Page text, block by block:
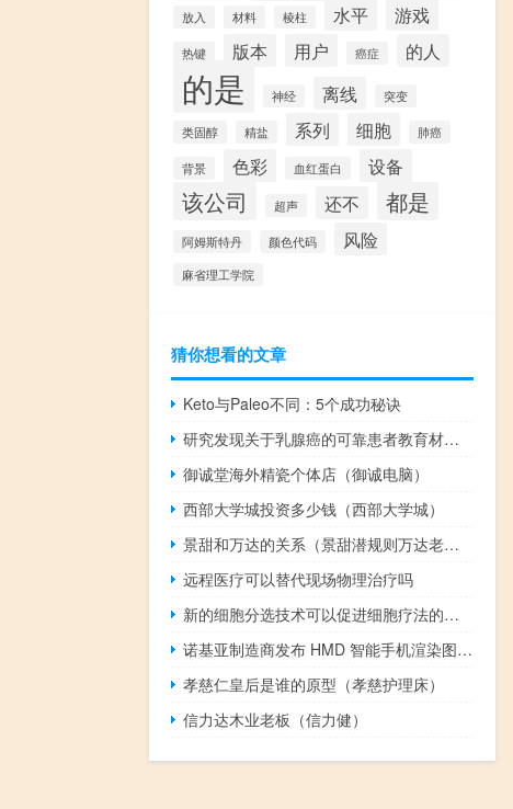
放入 材料 棱柱 水平 游戏
热键 版本 用户 癌症 的人
的是 神经 离线 突变
类固醇 精盐 系列 细胞 肺癌
背景 色彩 血红蛋白 设备
该公司 超声 还不 都是
阿姆斯特丹 颜色代码 风险
麻省理工学院
猜你想看的文章
Keto与Paleo不同：5个成功秘诀
研究发现关于乳腺癌的可靠患者教育材料很难获得
御诚堂海外精瓷个体店（御诚电脑）
西部大学城投资多少钱（西部大学城）
景甜和万达的关系（景甜潜规则万达老总）
远程医疗可以替代现场物理治疗吗
新的细胞分选技术可以促进细胞疗法的发展
诺基亚制造商发布 HMD 智能手机渲染图 让人回想起其巅峰时期
孝慈仁皇后是谁的原型（孝慈护理床）
信力达木业老板（信力健）